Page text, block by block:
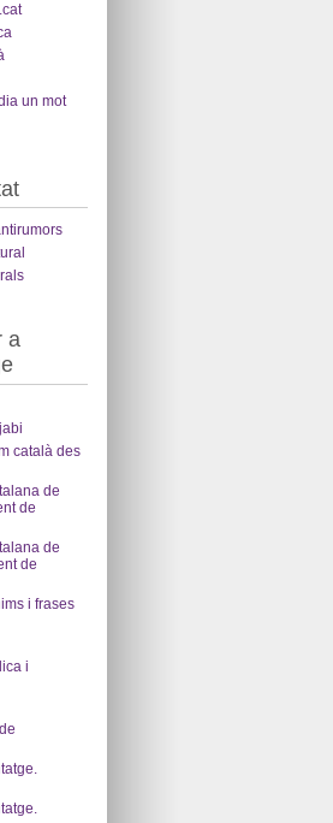
un mot
a
català des
de
de
de
de
i frases
i